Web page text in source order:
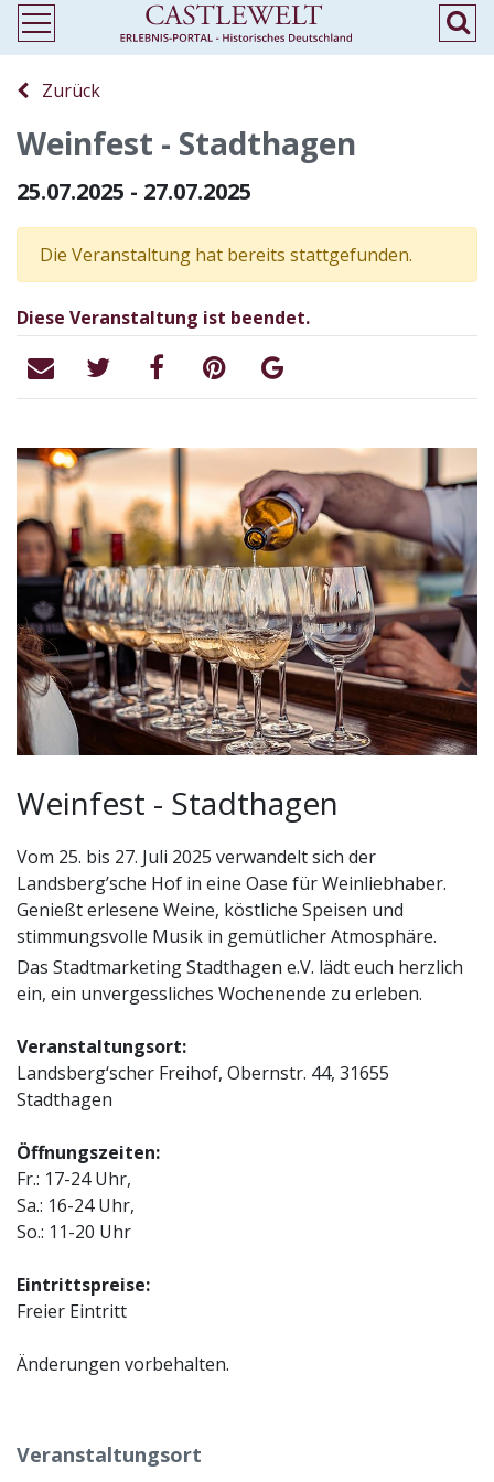
Zurück
Weinfest - Stadthagen
25.07.2025 - 27.07.2025
Die Veranstaltung hat bereits stattgefunden.
Diese Veranstaltung ist beendet.
Weinfest - Stadthagen
Vom 25. bis 27. Juli 2025 verwandelt sich der
Landsberg’sche Hof in eine Oase für Weinliebhaber.
Genießt erlesene Weine, köstliche Speisen und
stimmungsvolle Musik in gemütlicher Atmosphäre.
Das Stadtmarketing Stadthagen e.V. lädt euch herzlich
ein, ein unvergessliches Wochenende zu erleben.
Veranstaltungsort:
Landsberg‘scher Freihof, Obernstr. 44, 31655
Stadthagen
Öffnungszeiten:
Fr.: 17-24 Uhr,
Sa.: 16-24 Uhr,
So.: 11-20 Uhr
Eintrittspreise:
Freier Eintritt
Änderungen vorbehalten.
Veranstaltungsort